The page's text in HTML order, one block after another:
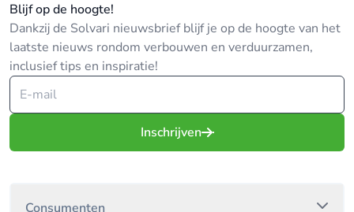
Blijf op de hoogte!
Dankzij de Solvari nieuwsbrief blijf je op de hoogte van het
laatste nieuws rondom verbouwen en verduurzamen,
inclusief tips en inspiratie!
Inschrijven
Consumenten